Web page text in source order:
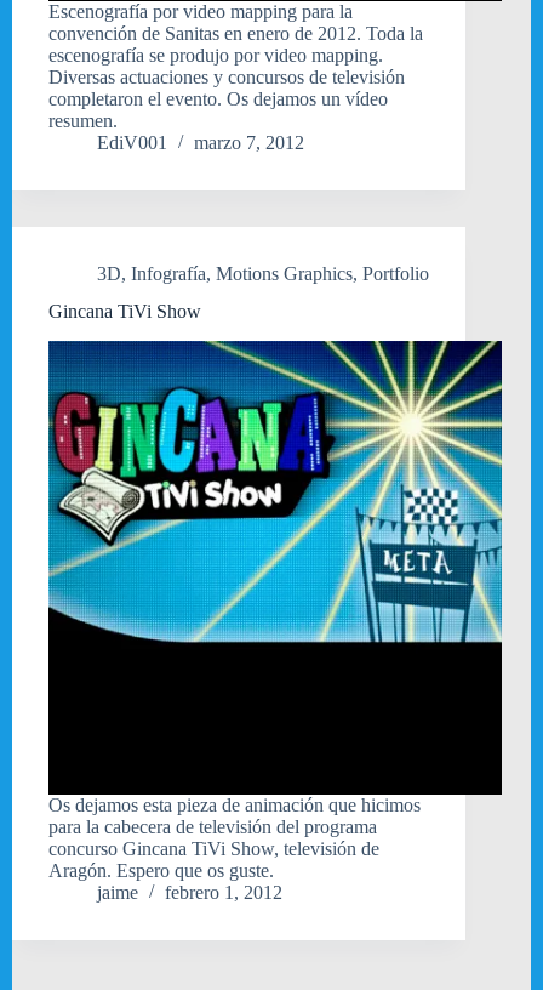
Escenografía por video mapping para la
convención de Sanitas en enero de 2012. Toda la
escenografía se produjo por video mapping.
Diversas actuaciones y concursos de televisión
completaron el evento. Os dejamos un vídeo
resumen.
EdiV001
marzo 7, 2012
3D, Infografía, Motions Graphics, Portfolio
Gincana TiVi Show
Os dejamos esta pieza de animación que hicimos
para la cabecera de televisión del programa
concurso Gincana TiVi Show, televisión de
Aragón. Espero que os guste.
jaime
febrero 1, 2012